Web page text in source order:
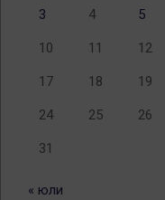
3 4 5
10 11 12
17 18 19
24 25 26
31
« юли